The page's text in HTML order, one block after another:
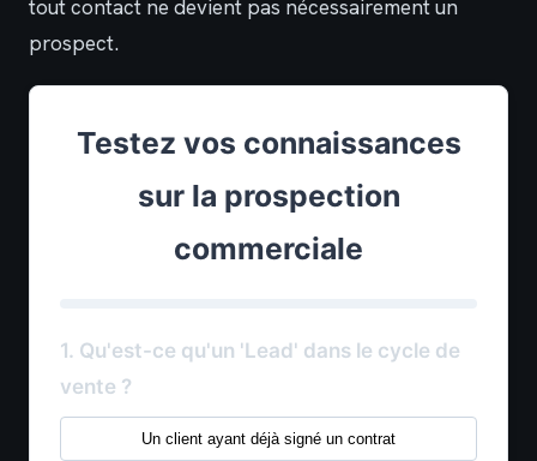
tout contact ne devient pas nécessairement un
prospect.
Testez vos connaissances
sur la prospection
commerciale
1. Qu'est-ce qu'un 'Lead' dans le cycle de
vente ?
Un client ayant déjà signé un contrat